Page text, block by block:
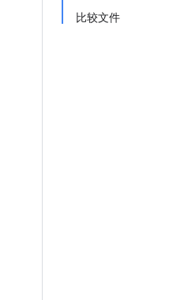
比较文件